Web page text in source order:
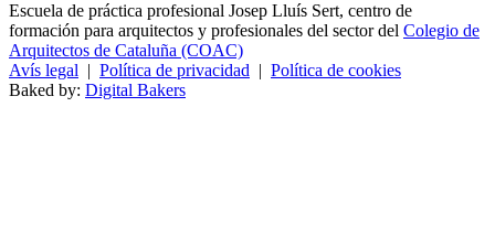
Escuela de práctica profesional Josep Lluís Sert, centro de
formación para arquitectos y profesionales del sector del Colegio de
Arquitectos de Cataluña (COAC)
Avís legal | Política de privacidad | Política de cookies
Baked by: Digital Bakers